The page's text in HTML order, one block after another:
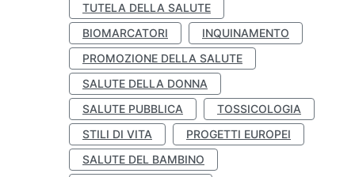
TUTELA DELLA SALUTE
BIOMARCATORI
INQUINAMENTO
PROMOZIONE DELLA SALUTE
SALUTE DELLA DONNA
SALUTE PUBBLICA
TOSSICOLOGIA
STILI DI VITA
PROGETTI EUROPEI
SALUTE DEL BAMBINO